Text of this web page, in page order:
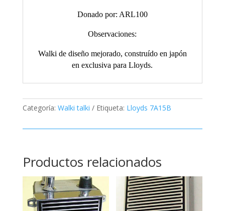
Donado por: ARL100
Observaciones:
Walki de diseño mejorado, construído en japón
en exclusiva para Lloyds.
Categoría: Walki talki Etiqueta: Lloyds 7A15B
Productos relacionados